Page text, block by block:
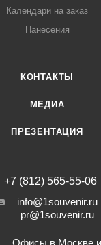
Календари на заказ
Нанесения
КОНТАКТЫ
МЕДИА
ПРЕЗЕНТАЦИЯ
+7 (812) 565-55-06
info@1souvenir.ru
pr@1souvenir.ru
Офисы в Москве и